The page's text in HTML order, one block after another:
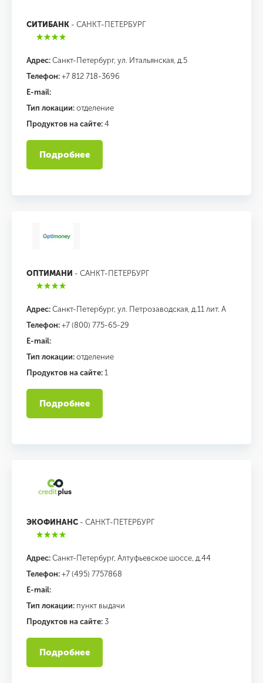
СИТИБАНК - САНКТ-ПЕТЕРБУРГ
Адрес: Санкт-Петербург, ул. Итальянская, д.5
Телефон: +7 812 718-3696
E-mail:
Тип локации: отделение
Продуктов на сайте: 4
Подробнее
ОПТИМАНИ - САНКТ-ПЕТЕРБУРГ
Адрес: Санкт-Петербург, ул. Петрозаводская, д.11 лит. А
Телефон: +7 (800) 775-65-29
E-mail:
Тип локации: отделение
Продуктов на сайте: 1
Подробнее
ЭКОФИНАНС - САНКТ-ПЕТЕРБУРГ
Адрес: Санкт-Петербург, Алтуфьевское шоссе, д.44
Телефон: +7 (495) 7757868
E-mail:
Тип локации: пункт выдачи
Продуктов на сайте: 3
Подробнее